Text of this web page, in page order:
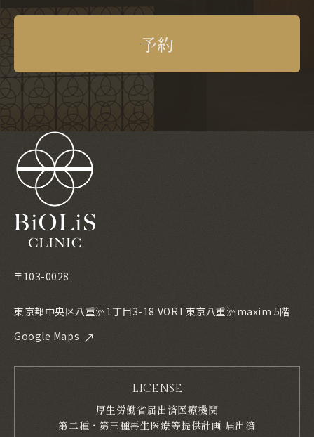
予約
〒103-0028
東京都中央区八重洲1丁目3-18 VORT東京八重洲maxim 5階
Google Maps
LICENSE
厚生労働省届出済医療機関
第二種・第三種再生医療等提供計画 届出済